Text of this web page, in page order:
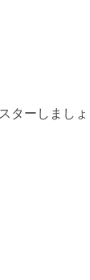
ターしましょ